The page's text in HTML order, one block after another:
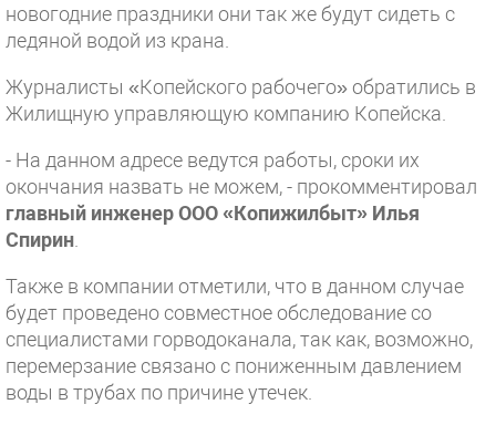
новогодние праздники они так же будут сидеть с
ледяной водой из крана.
Журналисты «Копейского рабочего» обратились в
Жилищную управляющую компанию Копейска.
- На данном адресе ведутся работы, сроки их
окончания назвать не можем, - прокомментировал
главный инженер ООО «Копижилбыт» Илья
Спирин
Также в компании отметили, что в данном случае
будет проведено совместное обследование со
специалистами горводоканала, так как, возможно,
перемерзание связано с пониженным давлением
воды в трубах по причине утечек.